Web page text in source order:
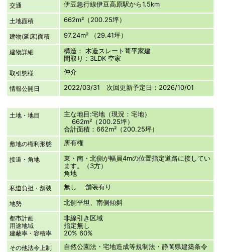
交通 伊豆急行線伊豆高原駅から1.5km
土地面積 662m²（200.25坪）
建物(延床)面積 97.24m² （29.41坪）
建物詳細
構造： 木造スレート葺平家建
間取り：3LDK 空家
取引態様 仲介
情報公開日 2022/03/31 次回更新予定日：2026/10/01
土地・地目
主な地目:宅地（現況：宅地）
662m²（200.25坪）
合計面積：662m²（200.25坪）
敷地の権利形態 所有権
接道・角地
東・南・北側が幅員4mの位置指定道路に接してい
ます。（3方）
角地
私道負担・舗装 無し 舗装有り
地勢 北側平坦、南側傾斜
都市計画
用途地域
建蔽率・容積率
非線引き区域
指定無し
20% 60%
その他法令上制
自然公園法・宅地造成等規制法・静岡県建築条令